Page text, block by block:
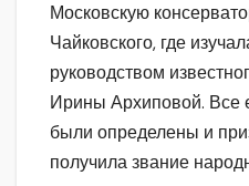
Московскую
Чайковского, где
руководством
Ирины Архиповой. Все
были определены и
получила звание